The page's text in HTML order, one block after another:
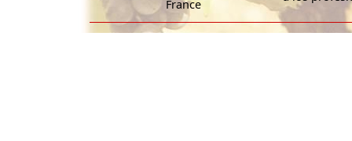
France